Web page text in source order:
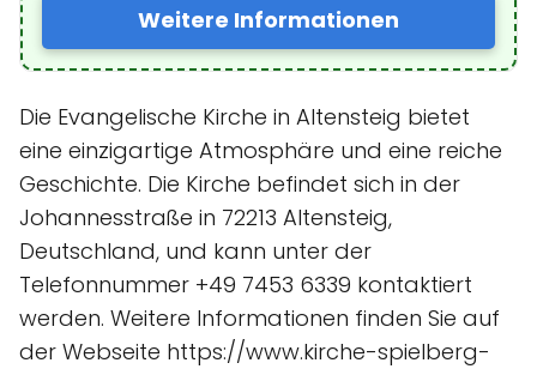
Weitere Informationen
Die Evangelische Kirche in Altensteig bietet
eine einzigartige Atmosphäre und eine reiche
Geschichte. Die Kirche befindet sich in der
Johannesstraße in 72213 Altensteig,
Deutschland, und kann unter der
Telefonnummer +49 7453 6339 kontaktiert
werden. Weitere Informationen finden Sie auf
der Webseite https://www.kirche-spielberg-